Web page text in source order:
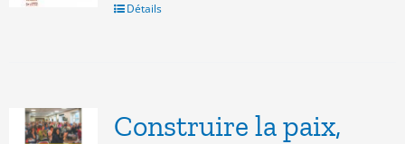
Détails
Construire la paix,